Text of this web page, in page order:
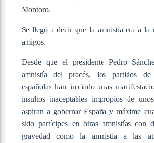
Montoro.
Se llegó a decir que la amnistía era a la
amigos.
Desde que el presidente Pedro
amnistía del procés, los partidos de
españolas han iniciado unas
insultos inaceptables impropios de
aspiran a gobernar España y máxime
sido partícipes en otras amnistías con
gravedad como la amnistía a las